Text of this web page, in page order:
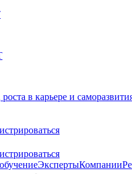
в карьере и
ЭкспертыКомпании